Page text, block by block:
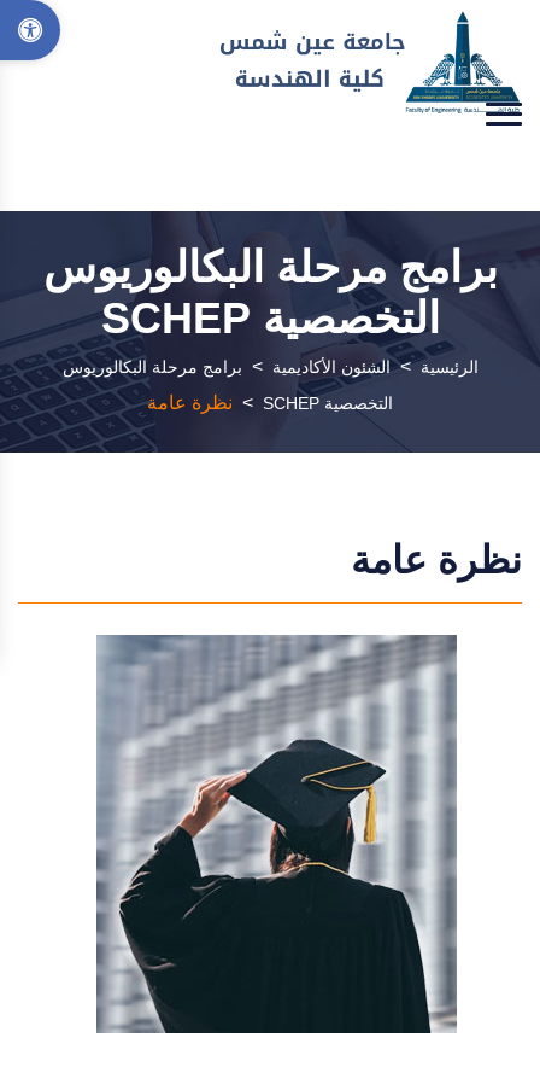
برامج مرحلة البكالوريوس
التخصصية SCHEP
الرئيسية > الشئون الأكاديمية > برامج مرحلة البكالوريوس
التخصصية SCHEP
> نظرة عامة
نظرة عامة